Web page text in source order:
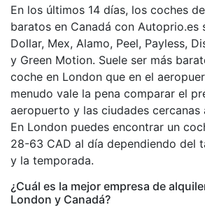
En los últimos 14 días, los coches
baratos en Canadá con Autoprio.es
Dollar, Mex, Alamo, Peel, Payless,
y Green Motion. Suele ser más
coche en London que en el
menudo vale la pena comparar el
aeropuerto y las ciudades cercanas
En London puedes encontrar un
28-63 CAD al día dependiendo del
y la temporada.
¿Cuál es la mejor empresa de
London y Canadá?